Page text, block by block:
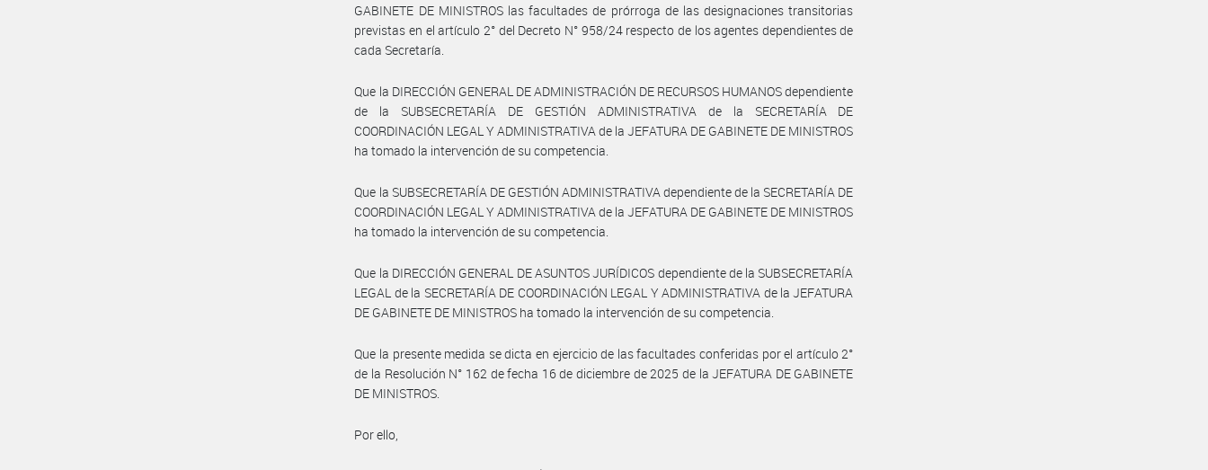
GABINETE DE MINISTROS las facultades de prórroga de las designaciones transitorias
previstas en el artículo 2° del Decreto N° 958/24 respecto de los agentes dependientes de
cada Secretaría.
Que la DIRECCIÓN GENERAL DE ADMINISTRACIÓN DE RECURSOS HUMANOS dependiente
de la SUBSECRETARÍA DE GESTIÓN ADMINISTRATIVA de la SECRETARÍA DE
COORDINACIÓN LEGAL Y ADMINISTRATIVA de la JEFATURA DE GABINETE DE MINISTROS
ha tomado la intervención de su competencia.
Que la SUBSECRETARÍA DE GESTIÓN ADMINISTRATIVA dependiente de la SECRETARÍA DE
COORDINACIÓN LEGAL Y ADMINISTRATIVA de la JEFATURA DE GABINETE DE MINISTROS
ha tomado la intervención de su competencia.
Que la DIRECCIÓN GENERAL DE ASUNTOS JURÍDICOS dependiente de la SUBSECRETARÍA
LEGAL de la SECRETARÍA DE COORDINACIÓN LEGAL Y ADMINISTRATIVA de la JEFATURA
DE GABINETE DE MINISTROS ha tomado la intervención de su competencia.
Que la presente medida se dicta en ejercicio de las facultades conferidas por el artículo 2°
de la Resolución N° 162 de fecha 16 de diciembre de 2025 de la JEFATURA DE GABINETE
DE MINISTROS.
Por ello,